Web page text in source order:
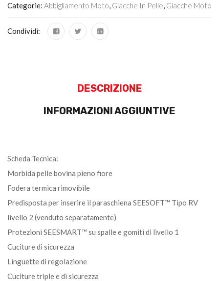
Categorie: Abbigliamento Moto, Giacche In Pelle, Giacche Moto
Condividi:
DESCRIZIONE
INFORMAZIONI AGGIUNTIVE
Scheda Tecnica:
Morbida pelle bovina pieno fiore
Fodera termica rimovibile
Predisposta per inserire il paraschiena SEESOFT™ Tipo RV
livello 2 (venduto separatamente)
Protezioni SEESMART™ su spalle e gomiti di livello 1
Cuciture di sicurezza
Linguette di regolazione
Cuciture triple e di sicurezza